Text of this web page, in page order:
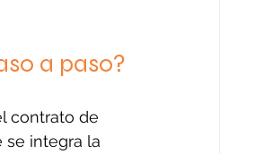
a paso?
contrato de
se integra la